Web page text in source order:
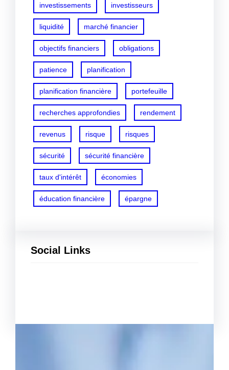
investissements investisseurs
liquidité marché financier
objectifs financiers obligations
patience planification
planification financière portefeuille
recherches approfondies rendement
revenus risque risques
sécurité sécurité financière
taux d'intérêt économies
éducation financière épargne
Social Links